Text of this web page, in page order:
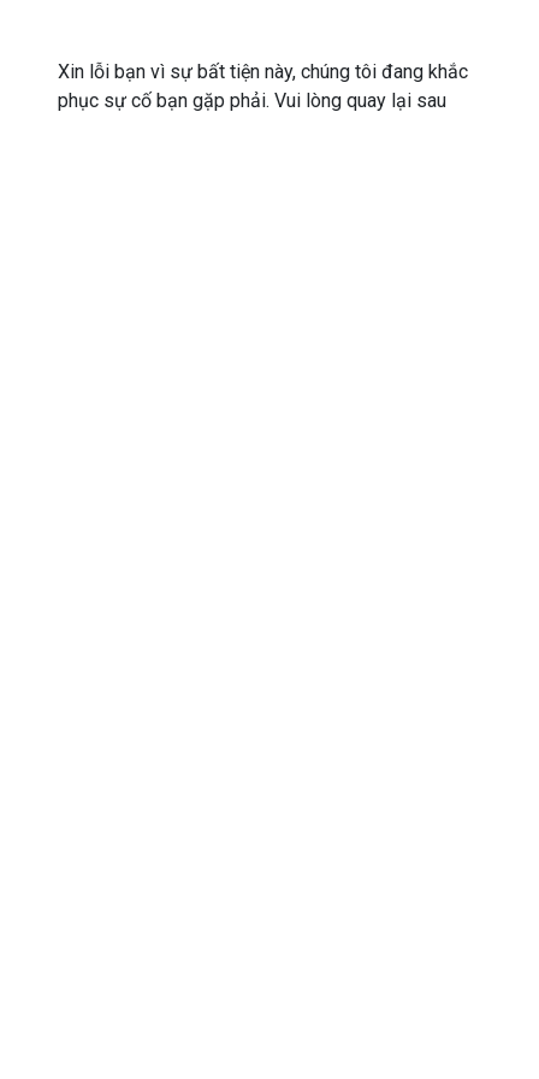
Xin lỗi bạn vì sự bất tiện này, chúng tôi đang khắc
phục sự cố bạn gặp phải. Vui lòng quay lại sau